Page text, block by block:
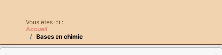
Vous êtes ici :
Accueil
Bases en chimie